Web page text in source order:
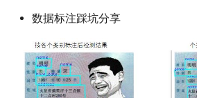
数据标注踩坑分享